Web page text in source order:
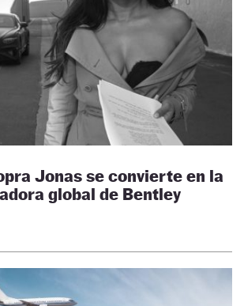
Jonas se convierte en la
global de Bentley